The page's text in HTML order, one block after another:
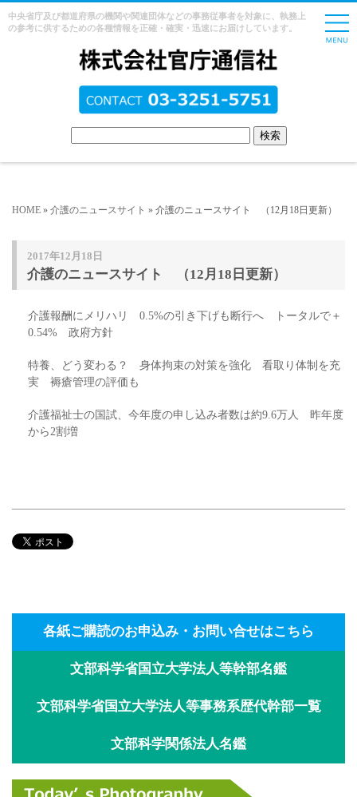
中央省庁及び都道府県の機関や関連団体などの事務従事者を対象に、執務上
の参考に供するための各種情報を正確・確実・迅速にお届けしています。
HOME » 介護のニュースサイト » 介護のニュースサイト （12月18日更新）
2017年12月18日
介護のニュースサイト （12月18日更新）
介護報酬にメリハリ 0.5%の引き下げも断行へ トータルで＋
0.54% 政府方針
特養、どう変わる？ 身体拘束の対策を強化 看取り体制を充
実 褥瘡管理の評価も
介護福祉士の国試、今年度の申し込み者数は約9.6万人 昨年度
から2割増
各紙ご購読のお申込み・お問い合せはこちら
文部科学省国立大学法人等幹部名鑑
文部科学省国立大学法人等事務系歴代幹部一覧
文部科学関係法人名鑑